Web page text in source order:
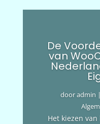
De
van
dooradmin
Het kiezen